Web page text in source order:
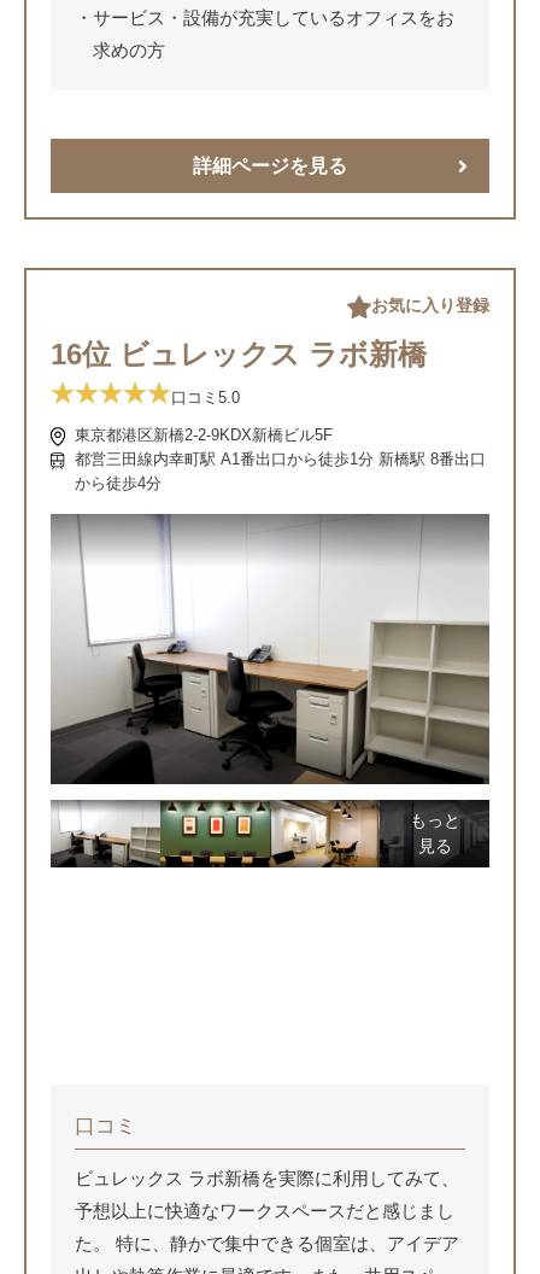
サービス・設備が充実しているオフィスをお
求めの方
詳細ページを見る
16位 ビュレックス ラボ新橋
口コミ 5.0
東京都港区新橋2-2-9KDX新橋ビル5F
都営三田線内幸町駅 A1番出口から徒歩1分 新橋駅 8番出口
から徒歩4分
お気に入り登録
もっと
見る
口コミ
ビュレックス ラボ新橋を実際に利用してみて、
予想以上に快適なワークスペースだと感じまし
た。 特に、静かで集中できる個室は、アイデア